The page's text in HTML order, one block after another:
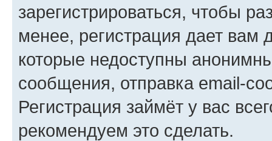
зарегистрироваться, чтобы
менее, регистрация дает вам
которые недоступны
сообщения, отправка email-
Регистрация займёт у вас
рекомендуем это сделать.